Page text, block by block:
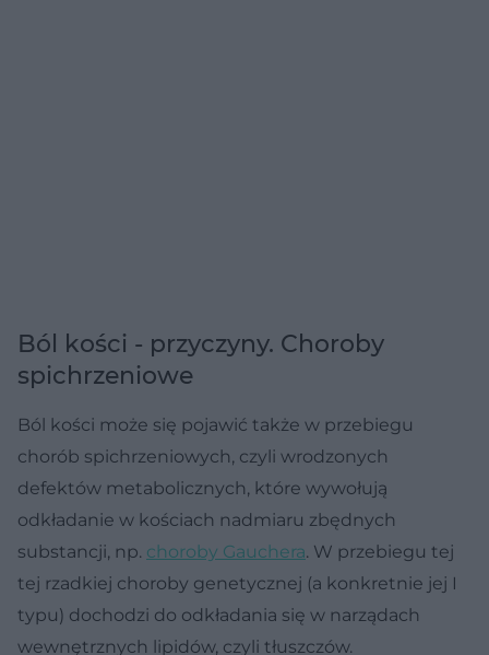
Ból kości - przyczyny. Choroby
spichrzeniowe
Ból kości może się pojawić także w przebiegu
chorób spichrzeniowych, czyli wrodzonych
defektów metabolicznych, które wywołują
odkładanie w kościach nadmiaru zbędnych
substancji, np. choroby Gauchera. W przebiegu tej
tej rzadkiej choroby genetycznej (a konkretnie jej I
typu) dochodzi do odkładania się w narządach
wewnętrznych lipidów, czyli tłuszczów.